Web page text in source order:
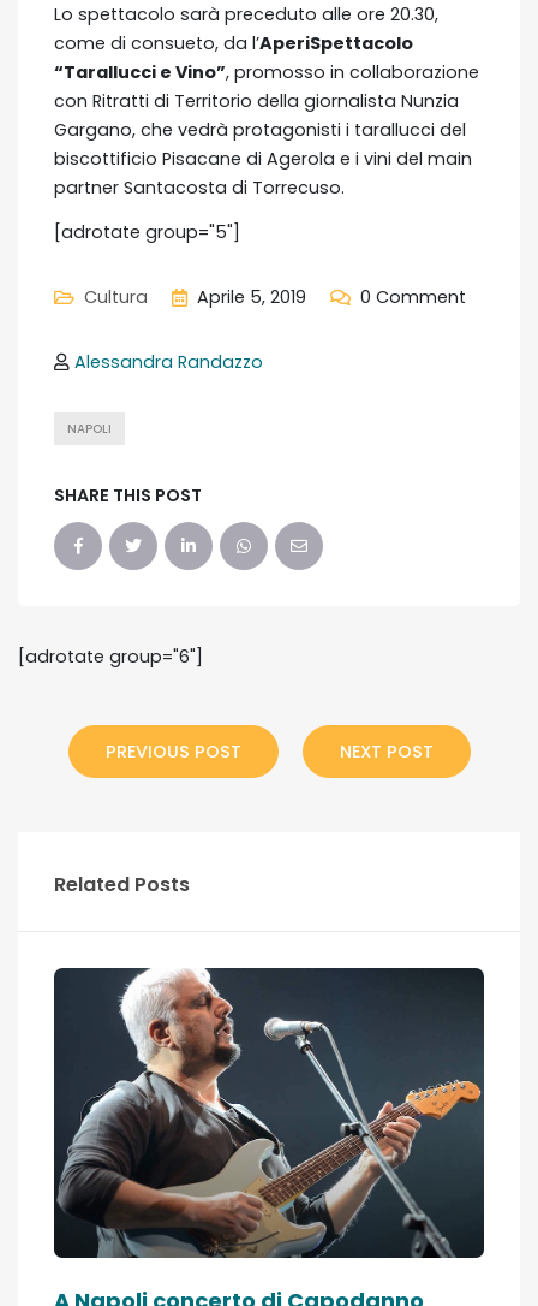
Lo spettacolo sarà preceduto alle ore 20.30,
come di consueto, da l’AperiSpettacolo
“Tarallucci e Vino”, promosso in collaborazione
con Ritratti di Territorio della giornalista Nunzia
Gargano, che vedrà protagonisti i tarallucci del
biscottificio Pisacane di Agerola e i vini del main
partner Santacosta di Torrecuso.
[adrotate group="5"]
Cultura Aprile 5, 2019 0 Comment
Alessandra Randazzo
NAPOLI
SHARE THIS POST
[adrotate group="6"]
PREVIOUS POST NEXT POST
Related Posts